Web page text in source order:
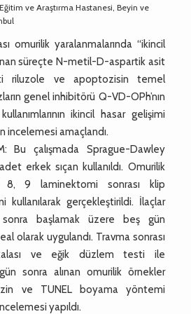
ve Araştırma Hastanesi, Beyin ve
omurilik yaralanmalarında “ikincil
süreçte N-metil-D-aspartik asit
riluzole ve apoptozisin temel
genel inhibitörü Q-VD-OPh’nın
ikincil hasar gelişimi
incelemesi amaçlandı.
Bu çalışmada Sprague-Dawley
erkek sıçan kullanıldı. Omurilik
8, 9 laminektomi sonrası klip
kullanılarak gerçekleştirildi. İlaçlar
başlamak üzere beş gün
olarak uygulandı. Travma sonrası
ve eğik düzlem testi ile
sonra alınan omurilik örnekler
ve TUNEL boyama yöntemi
yapıldı.